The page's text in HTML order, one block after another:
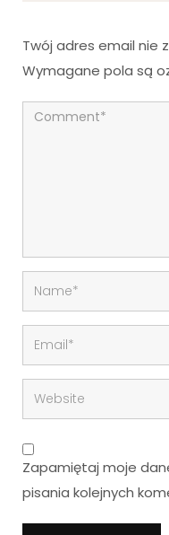
Twój adres email nie
Wymagane pola są
Zapamiętaj moje
pisania kolejnych